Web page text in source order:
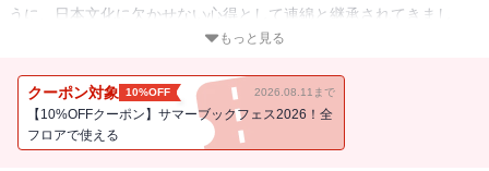
うに、日本文化に欠かせない心得として連綿と継承されてきまし
た。しかし、現代日本における「おもてなし」は、そうした伝統文
める存在となりつつあります。実際に、国内経営者の約七割が「お
もてなし」に取り組むべきと考え、その半数以上が「おもてなし」
は経営課題だと捉えています。
もっと見る
クーポン対象 10%OFF 2026.08.11まで
【10%OFFクーポン】サマーブックフェス2026！全
フロアで使える
新刊通知